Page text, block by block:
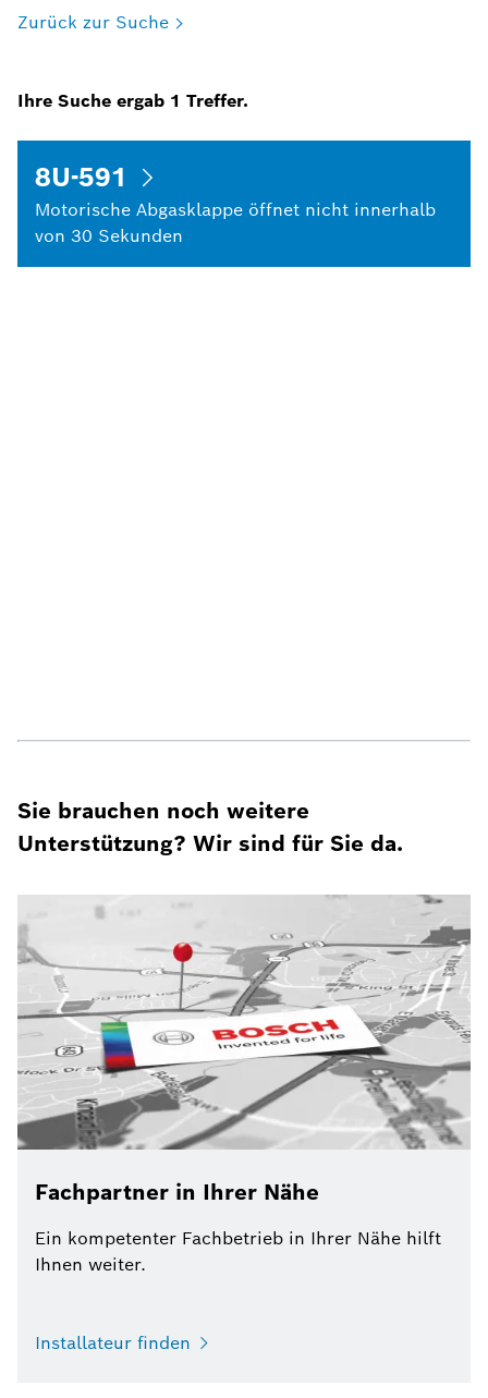
Zurück zur Suche
Ihre Suche ergab 1 Treffer.
8U-591
Motorische Abgasklappe öffnet nicht innerhalb
von 30 Sekunden
Sie brauchen noch weitere
Unterstützung? Wir sind für Sie da.
Fachpartner in Ihrer Nähe
Ein kompetenter Fachbetrieb in Ihrer Nähe hilft
Ihnen weiter.
Installateur finden